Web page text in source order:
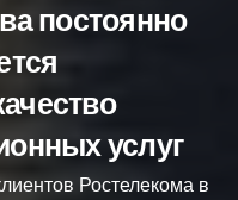
постоянно
услуг
Ростелекома в